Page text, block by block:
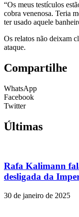
“Os meus testículos
cobra venenosa. Teria
ter usado aquele
Os relatos não deixam
ataque.
Compartilhe
WhatsApp
Facebook
Twitter
Últimas
Rafa Kalimann
desligada da
30 de janeiro de 2025